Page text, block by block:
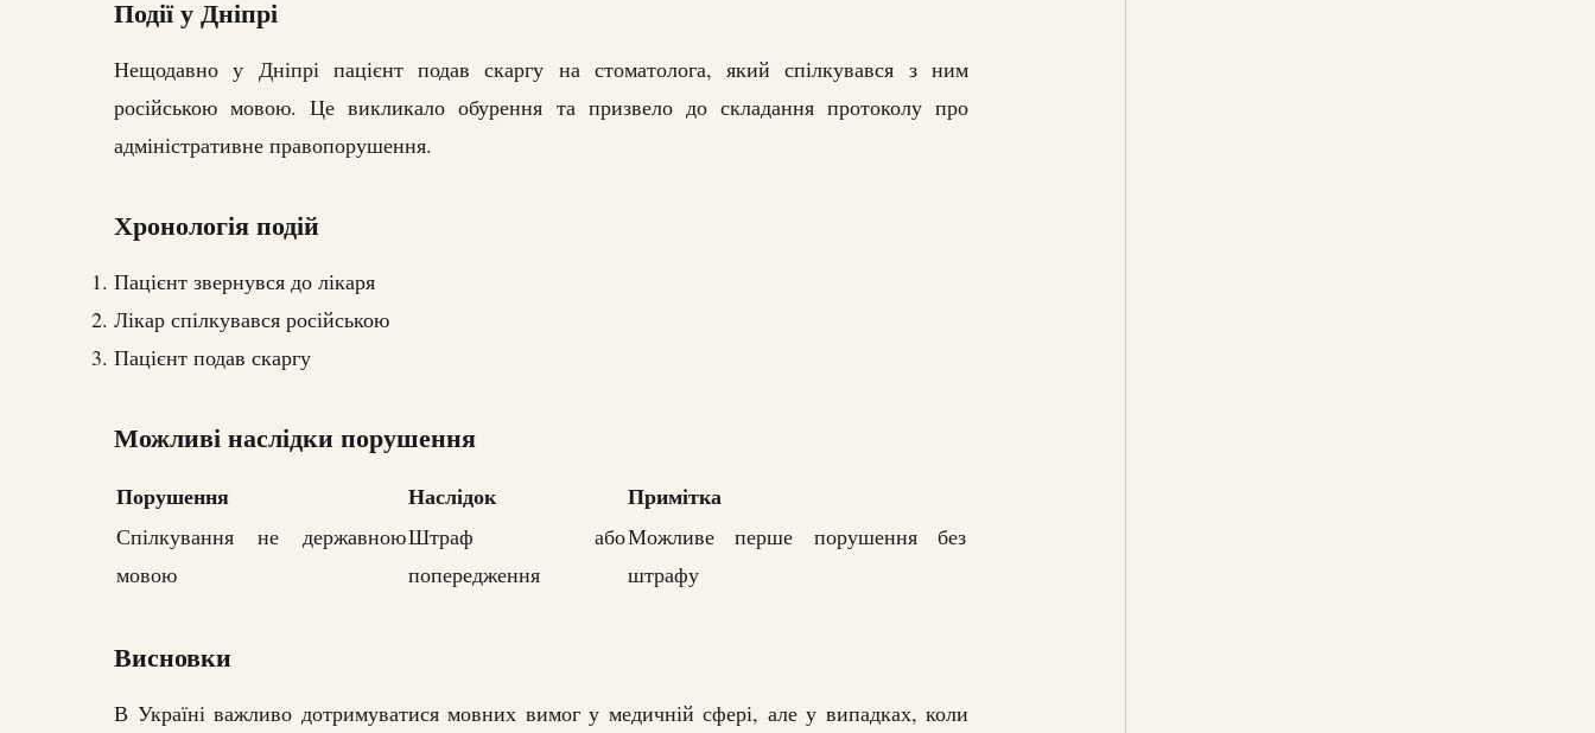
Події у Дніпрі
Нещодавно у Дніпрі пацієнт подав скаргу на стоматолога, який спілкувався з ним
російською мовою. Це викликало обурення та призвело до складання протоколу про
адміністративне правопорушення.
Хронологія подій
Пацієнт звернувся до лікаря
Лікар спілкувався російською
Пацієнт подав скаргу
Можливі наслідки порушення
Порушення Наслідок Примітка
Спілкування не державною
мовою
Штраф або
попередження
Можливе перше порушення без
штрафу
Висновки
В Україні важливо дотримуватися мовних вимог у медичній сфері, але у випадках, коли